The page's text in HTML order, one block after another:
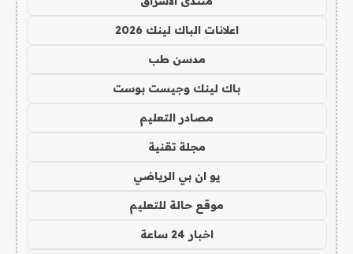
اعلانات الباك لينك 2026
مدسن طب
باك لينك وجيست بوست
مصادر التعليم
مجلة تقنية
يو ان بي الرياضي
موقع حالة للتعليم
اخبار 24 ساعة